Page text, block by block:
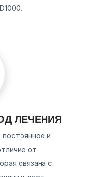
ЛЕЧЕНИЯ
постоянное и
от
связана с